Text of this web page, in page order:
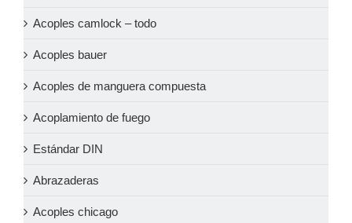
Acoples camlock – todo
Acoples bauer
Acoples de manguera compuesta
Acoplamiento de fuego
Estándar DIN
Abrazaderas
Acoples chicago